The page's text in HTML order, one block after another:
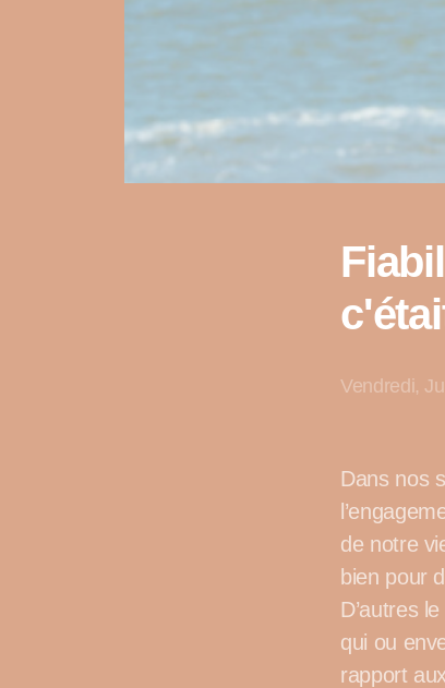
Vendredi,
Dans nos
de notre
bien pour
D’autres
qui ou
rapport